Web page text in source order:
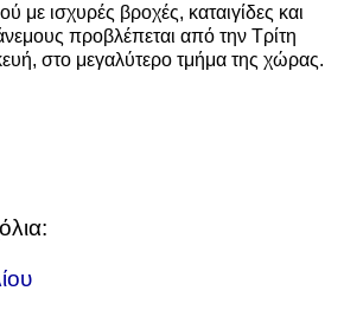
με ισχυρές βροχές, καταιγίδες και
προβλέπεται από την Τρίτη
στο μεγαλύτερο τμήμα της χώρας.